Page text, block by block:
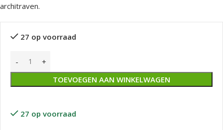
architraven.
27 op voorraad
TOEVOEGEN AAN WINKELWAGEN
27 op voorraad